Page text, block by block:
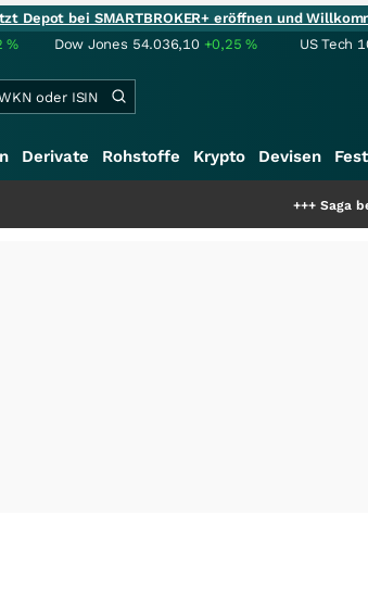
Depot bei SMARTBROKER+ eröffnen und
% Dow Jones 54.036,10 +0,25% US Tech
Derivate Rohstoffe Krypto Devisen
Saga bei 0,53